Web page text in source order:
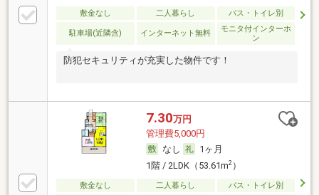
敷金なし 二人暮らし バス・トイレ別
駐車場(近隣含) インターネット無料
モニタ付インターホ
ン
防犯セキュリティが充実した物件です！
7.30万円
管理費5,000円
なし
1ヶ月
1階 / 2LDK（53.61m2）
敷金なし 二人暮らし
バス・トイレ別